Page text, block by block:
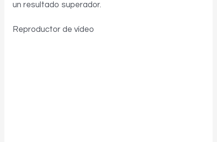
un resultado superador.
Reproductor de vídeo